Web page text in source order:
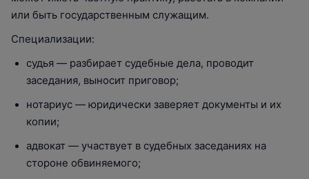
или быть государственным служащим.
Специализации:
судья — разбирает судебные дела, проводит
заседания, выносит приговор;
нотариус — юридически заверяет документы и их
копии;
адвокат — участвует в судебных заседаниях на
стороне обвиняемого;